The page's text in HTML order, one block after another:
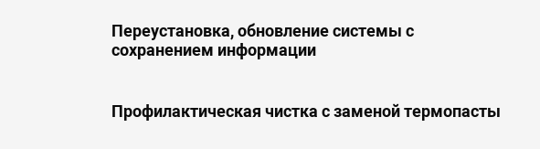
Переустановка, обновление системы с
сохранением информации
Профилактическая чистка с заменой термопасты